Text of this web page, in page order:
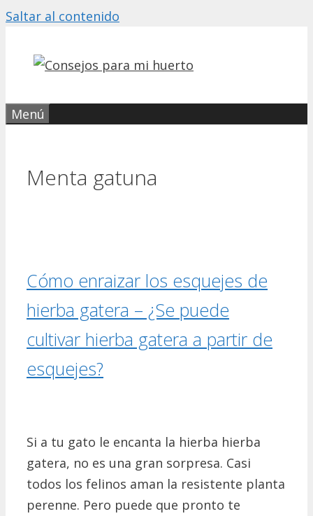
Saltar al contenido
Menú
Menta gatuna
Cómo enraizar los esquejes de
hierba gatera – ¿Se puede
cultivar hierba gatera a partir de
esquejes?
Si a tu gato le encanta la hierba hierba
gatera, no es una gran sorpresa. Casi
todos los felinos aman la resistente planta
perenne. Pero puede que pronto te